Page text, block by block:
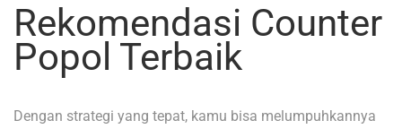
Rekomendasi Counter
Popol Terbaik
Dengan strategi yang tepat, kamu bisa melumpuhkannya